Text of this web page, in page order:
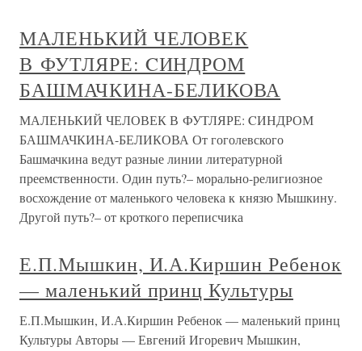
МАЛЕНЬКИЙ ЧЕЛОВЕК
В ФУТЛЯРЕ: CИНДРОМ
БАШМАЧКИНА-БЕЛИКОВА
МАЛЕНЬКИЙ ЧЕЛОВЕК В ФУТЛЯРЕ: CИНДРОМ
БАШМАЧКИНА-БЕЛИКОВА От гоголевского
Башмачкина ведут разные линии литературной
преемственности. Один путь?– морально-религиозное
восхождение от маленького человека к князю Мышкину.
Другой путь?– от кроткого переписчика
Е.П.Мышкин, И.А.Киршин Ребенок
— маленький принц Культуры
Е.П.Мышкин, И.А.Киршин Ребенок — маленький принц
Культуры Авторы — Евгений Игоревич Мышкин,